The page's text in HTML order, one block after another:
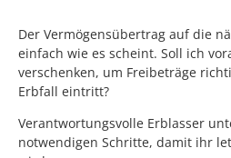
Der Vermögensübertrag auf die
einfach wie es scheint. Soll ich
verschenken, um Freibeträge
Erbfall eintritt?
Verantwortungsvolle Erblasser
notwendigen Schritte, damit ihr